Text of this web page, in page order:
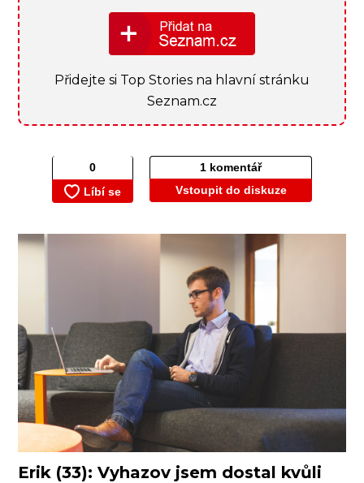
Přidejte si Top Stories na hlavní stránku
Seznam.cz
1 komentář
Vstoupit do diskuze
Erik (33): Vyhazov jsem dostal kvůli